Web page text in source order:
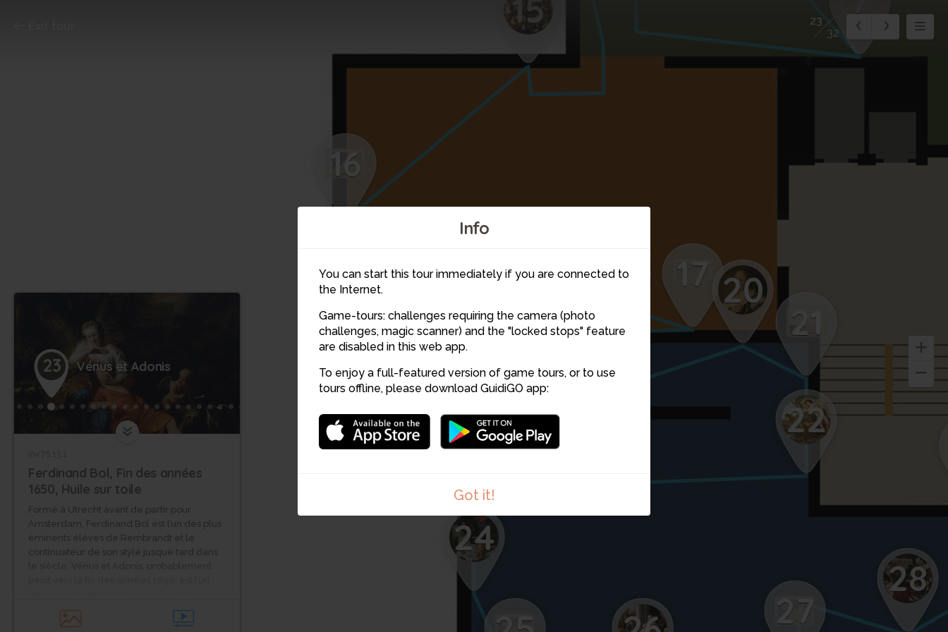
Info
You can start this tour immediately if you are connected to
the Internet.
Game-tours: challenges requiring the camera (photo
challenges, magic scanner) and the "locked stops" feature
are disabled in this web app.
To enjoy a full-featured version of game tours, or to use
tours offline, please download GuidiGO app:
Got it!
15
16
17
18
19
20
21
22
23
24
27
28
23
32
Ferdinand Bol-Venus et Adonis 2
23 Vénus et Adonis
Ferdinand Bol, Fin des années
1650, Huile sur toile
Formé à Utrecht avant de partir pour
Amsterdam, Ferdinand Bol est l’un des plus
éminents élèves de Rembrandt et le
continuateur de son style jusque tard dans
le siècle. Vénus et Adonis, probablement
conservés dans un musée français. Les
Métamorphoses d’Ovide racontent l’histoire